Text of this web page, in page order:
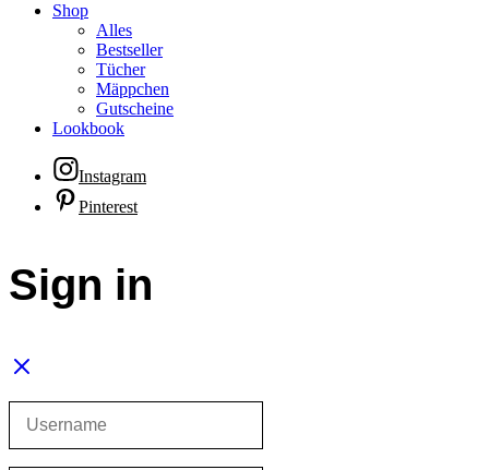
Shop
Alles
Bestseller
Tücher
Mäppchen
Gutscheine
Lookbook
Instagram
Pinterest
Sign in